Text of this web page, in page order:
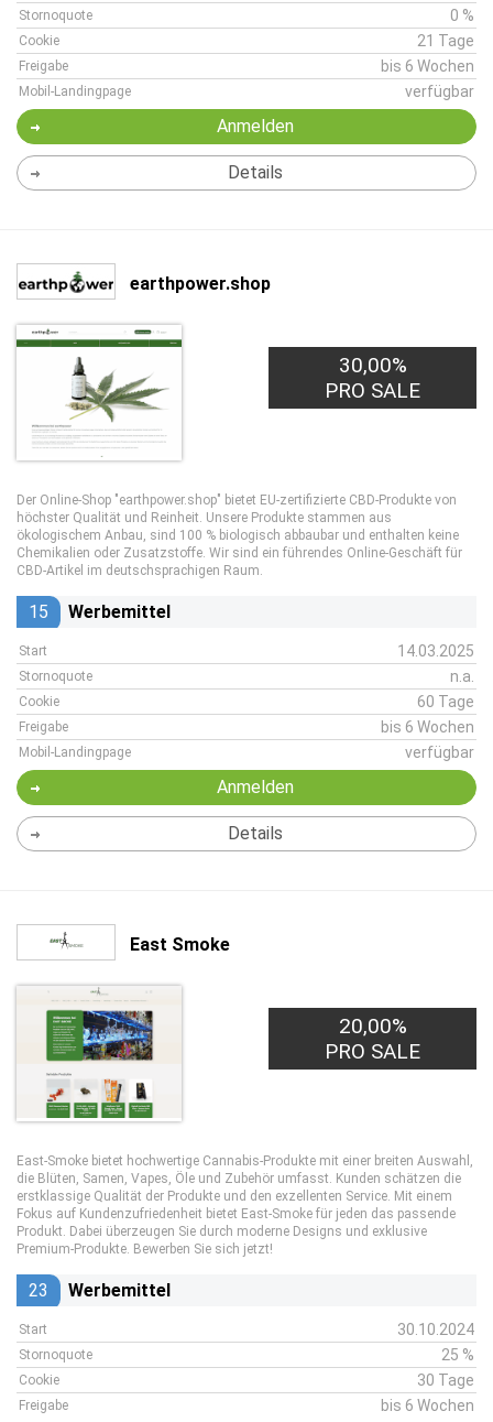
Stornoquote 0 %
Cookie 21 Tage
Freigabe bis 6 Wochen
Mobil-Landingpage verfügbar
Anmelden
Details
earthpower.shop
30,00%
PRO SALE
Der Online-Shop "earthpower.shop" bietet EU-zertifizierte CBD-Produkte von
höchster Qualität und Reinheit. Unsere Produkte stammen aus
ökologischem Anbau, sind 100 % biologisch abbaubar und enthalten keine
Chemikalien oder Zusatzstoffe. Wir sind ein führendes Online-Geschäft für
CBD-Artikel im deutschsprachigen Raum.
15 Werbemittel
Start 14.03.2025
Stornoquote n.a.
Cookie 60 Tage
Freigabe bis 6 Wochen
Mobil-Landingpage verfügbar
Anmelden
Details
East Smoke
20,00%
PRO SALE
East-Smoke bietet hochwertige Cannabis-Produkte mit einer breiten Auswahl,
die Blüten, Samen, Vapes, Öle und Zubehör umfasst. Kunden schätzen die
erstklassige Qualität der Produkte und den exzellenten Service. Mit einem
Fokus auf Kundenzufriedenheit bietet East-Smoke für jeden das passende
Produkt. Dabei überzeugen Sie durch moderne Designs und exklusive
Premium-Produkte. Bewerben Sie sich jetzt!
23 Werbemittel
Start 30.10.2024
Stornoquote 25 %
Cookie 30 Tage
Freigabe bis 6 Wochen